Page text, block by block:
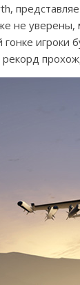
не уверены,
гонке игроки